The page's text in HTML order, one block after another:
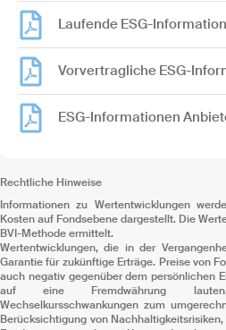
Laufende ESG-
Vorvertragliche ESG-
ESG-Informationen
Rechtliche Hinweise
Informationen zu Wertentwicklungen
Kosten auf Fondsebene dargestellt. Die
BVI-Methode ermittelt.
Wertentwicklungen, die in der
Garantie für zukünftige Erträge. Preise von
auch negativ gegenüber dem persönlichen
auf eine Fremdwährung
Wechselkursschwankungen zum
Berücksichtigung von